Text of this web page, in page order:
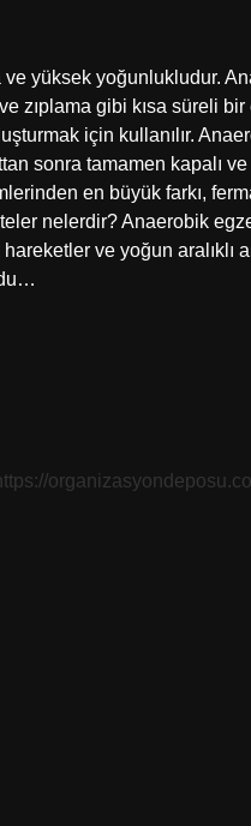
yüksek yoğunlukludur.
zıplama gibi kısa süreli
için kullanılır.
sonra tamamen kapalı
en büyük farkı,
nelerdir? Anaerobik
ve yoğun aralıklı